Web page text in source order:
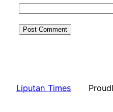
Liputan Times